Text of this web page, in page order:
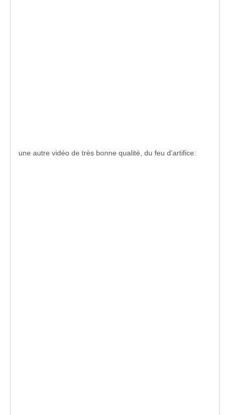
une autre vidéo de très bonne qualité, du feu d’artifice: